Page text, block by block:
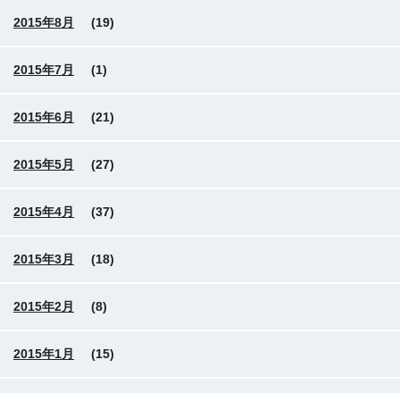
2015年8月 (19)
2015年7月 (1)
2015年6月 (21)
2015年5月 (27)
2015年4月 (37)
2015年3月 (18)
2015年2月 (8)
2015年1月 (15)